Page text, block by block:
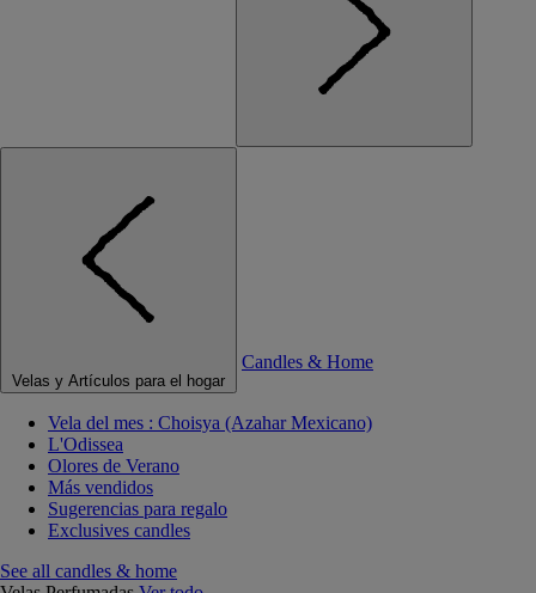
Velas y Artículos para el hogar
Candles & Home
Vela del mes : Choisya (Azahar Mexicano)
L'Odissea
Olores de Verano
Más vendidos
Sugerencias para regalo
Exclusives candles
See all candles & home